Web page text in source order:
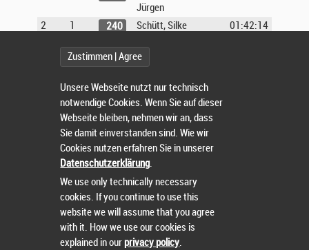
Jürgen
2 1 240 Schütt, Silke
01:42:14
2 228 Müssig, David
1 215 Jäger, Hans
2 231
Pischem,
Thomas
3 223
Liebig,
Alexander
3 205 Borm, Andreas
2 219 Knipper, Corina
4 244 Wagner, Boris
2 246
Wichmann,
Christoph
5 232 Prenzel, Nico
Zustimmen | Agree
Unsere Webseite nutzt nur technisch
notwendige Cookies. Wenn Sie auf dieser
Webseite bleiben, nehmen wir an, dass
Sie damit einverstanden sind. Wie wir
Cookies nutzen erfahren Sie in unserer
Datenschutzerklärung.
We use only technically necessary
cookies. If you continue to use this
website we will assume that you agree
with it. How we use our cookies is
explained in ourprivacy policy.